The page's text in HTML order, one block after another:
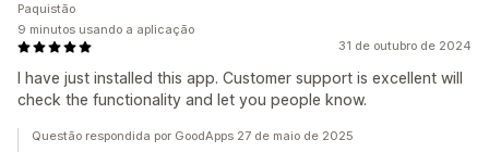
31 de outubro de 2024
I have just installed this app. Customer support is excellent will
check the functionality and let you people know.
Paquistão
9 minutos usando a aplicação
Questão respondida por GoodApps 27 de maio de 2025